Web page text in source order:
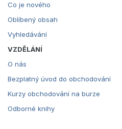
Co je nového
Oblíbený obsah
Vyhledávání
VZDĚLÁNÍ
O nás
Bezplatný úvod do obchodování
Kurzy obchodování na burze
Odborné knihy